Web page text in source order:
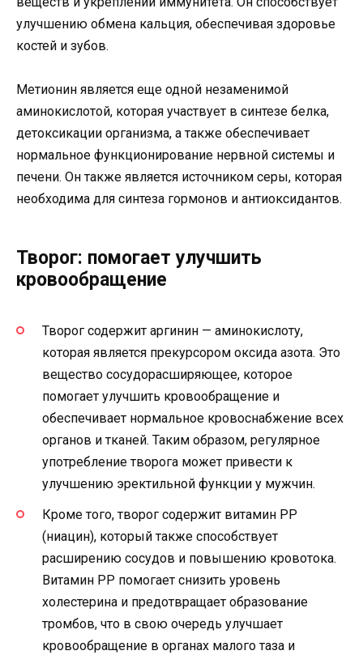
улучшению обмена кальция, обеспечивая здоровье
костей и зубов.
Метионин является еще одной незаменимой
аминокислотой, которая участвует в синтезе белка,
детоксикации организма, а также обеспечивает
нормальное функционирование нервной системы и
печени. Он также является источником серы, которая
необходима для синтеза гормонов и антиоксидантов.
Творог: помогает улучшить
кровообращение
Творог содержит аргинин — аминокислоту,
которая является прекурсором оксида азота. Это
вещество сосудорасширяющее, которое
помогает улучшить кровообращение и
обеспечивает нормальное кровоснабжение всех
органов и тканей. Таким образом, регулярное
употребление творога может привести к
улучшению эректильной функции у мужчин.
Кроме того, творог содержит витамин РР
(ниацин), который также способствует
расширению сосудов и повышению кровотока.
Витамин РР помогает снизить уровень
холестерина и предотвращает образование
тромбов, что в свою очередь улучшает
кровообращение в органах малого таза и